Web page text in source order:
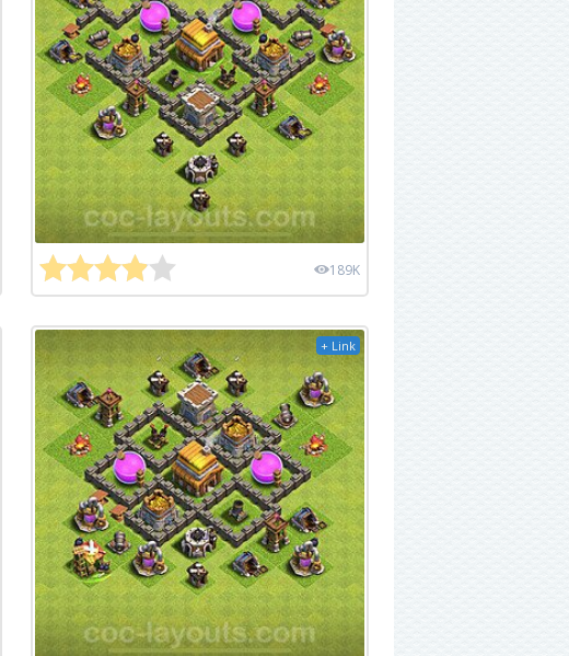
189K
+ Link